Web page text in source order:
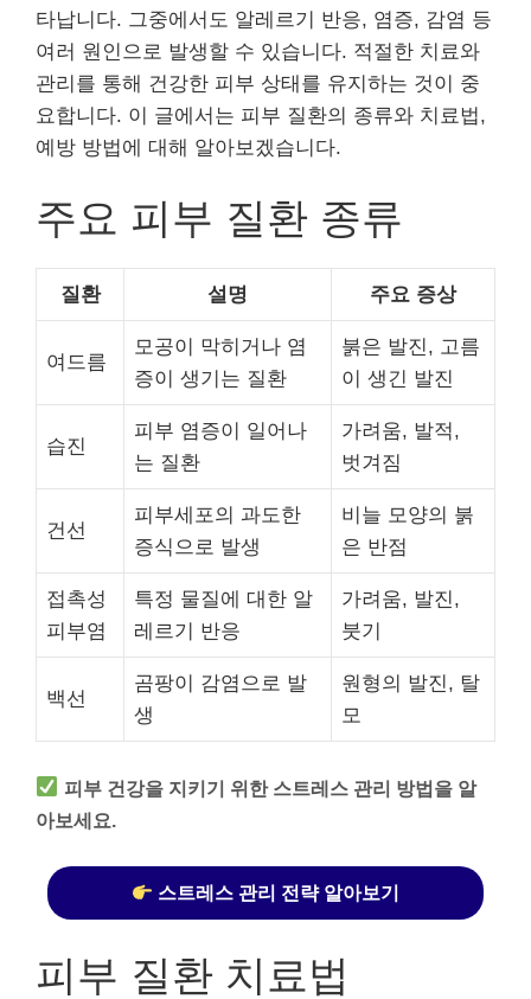
타납니다. 그중에서도 알레르기 반응, 염증, 감염 등
여러 원인으로 발생할 수 있습니다. 적절한 치료와
관리를 통해 건강한 피부 상태를 유지하는 것이 중
요합니다. 이 글에서는 피부 질환의 종류와 치료법,
예방 방법에 대해 알아보겠습니다.
주요 피부 질환 종류
질환 설명 주요 증상
여드름
모공이 막히거나 염
증이 생기는 질환
붉은 발진, 고름
이 생긴 발진
습진
피부 염증이 일어나
는 질환
가려움, 발적,
벗겨짐
건선
피부세포의 과도한
증식으로 발생
비늘 모양의 붉
은 반점
접촉성
피부염
특정 물질에 대한 알
레르기 반응
가려움, 발진,
붓기
백선
곰팡이 감염으로 발
생
원형의 발진, 탈
모
피부 건강을 지키기 위한 스트레스 관리 방법을 알
아보세요.
스트레스 관리 전략 알아보기
피부 질환 치료법